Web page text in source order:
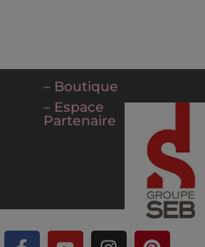
– Boutique
– Espace
Partenaire